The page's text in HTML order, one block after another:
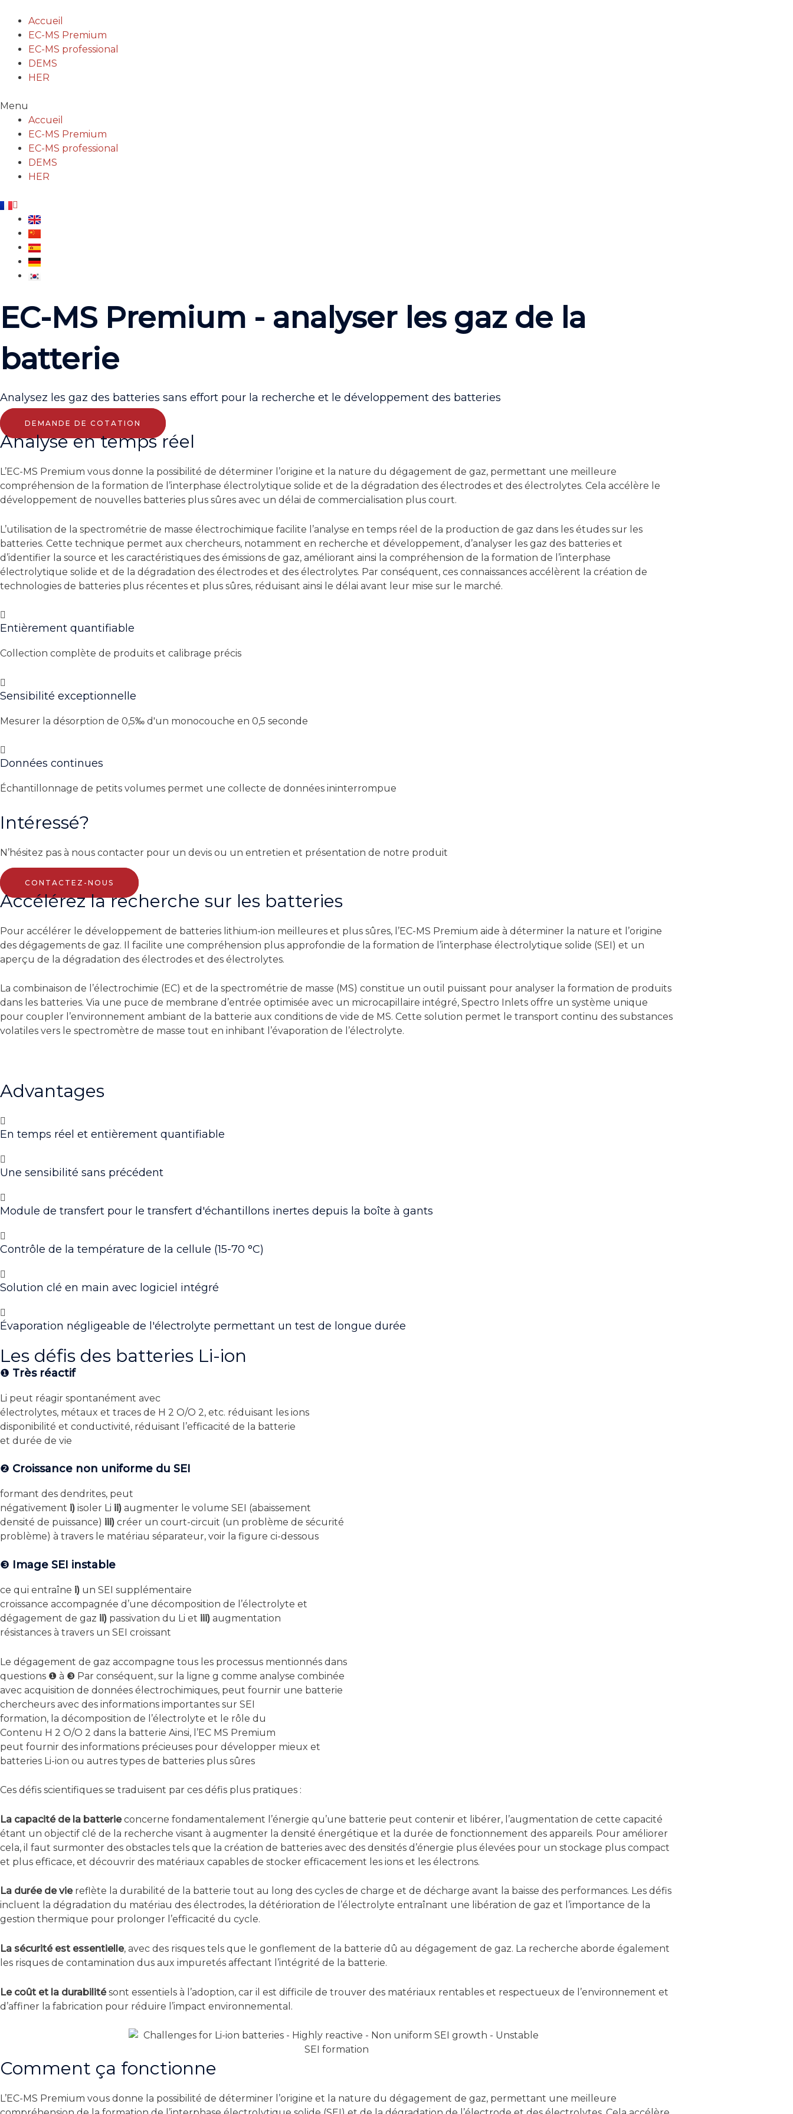
contenu
Accueil
EC-MS Premium
EC-MS professional
DEMS
HER
Menu
Accueil
EC-MS Premium
EC-MS professional
DEMS
HER
EC-MS Premium - analyser les gaz de la
batterie
Analysez les gaz des batteries sans effort pour la recherche et le développement des batteries
DEMANDE DE COTATION
Analyse en temps réel
L’EC-MS Premium vous donne la possibilité de déterminer l’origine et la nature du dégagement de gaz, permettant une meilleure
compréhension de la formation de l’interphase électrolytique solide et de la dégradation des électrodes et des électrolytes. Cela accélère le
développement de nouvelles batteries plus sûres avec un délai de commercialisation plus court.
L’utilisation de la spectrométrie de masse électrochimique facilite l’analyse en temps réel de la production de gaz dans les études sur les
batteries. Cette technique permet aux chercheurs, notamment en recherche et développement, d’analyser les gaz des batteries et
d’identifier la source et les caractéristiques des émissions de gaz, améliorant ainsi la compréhension de la formation de l’interphase
électrolytique solide et de la dégradation des électrodes et des électrolytes. Par conséquent, ces connaissances accélèrent la création de
technologies de batteries plus récentes et plus sûres, réduisant ainsi le délai avant leur mise sur le marché.
Entièrement quantifiable
Collection complète de produits et calibrage précis
Sensibilité exceptionnelle
Mesurer la désorption de 0,5‰ d'un monocouche en 0,5 seconde
Données continues
Échantillonnage de petits volumes permet une collecte de données ininterrompue
Intéressé?
N’hésitez pas à nous contacter pour un devis ou un entretien et présentation de notre produit
CONTACTEZ-NOUS
Accélérez la recherche sur les batteries
Pour accélérer le développement de batteries lithium-ion meilleures et plus sûres, l’EC-MS Premium aide à déterminer la nature et l’origine
des dégagements de gaz. Il facilite une compréhension plus approfondie de la formation de l’interphase électrolytique solide (SEI) et un
aperçu de la dégradation des électrodes et des électrolytes.
La combinaison de l’électrochimie (EC) et de la spectrométrie de masse (MS) constitue un outil puissant pour analyser la formation de produits
dans les batteries. Via une puce de membrane d’entrée optimisée avec un microcapillaire intégré, Spectro Inlets offre un système unique
pour coupler l’environnement ambiant de la batterie aux conditions de vide de MS. Cette solution permet le transport continu des substances
volatiles vers le spectromètre de masse tout en inhibant l’évaporation de l’électrolyte.
Advantages
En temps réel et entièrement quantifiable
Une sensibilité sans précédent
Module de transfert pour le transfert d'échantillons inertes depuis la boîte à gants
Contrôle de la température de la cellule (15-70 °C)
Solution clé en main avec logiciel intégré
Évaporation négligeable de l'électrolyte permettant un test de longue durée
Les défis des batteries Li-ion
❶ Très réactif
Li peut réagir spontanément avec
électrolytes, métaux et traces de H 2 O/O 2, etc. réduisant les ions
disponibilité et conductivité, réduisant l’efficacité de la batterie
et durée de vie
❷ Croissance non uniforme du SEI
formant des dendrites, peut
négativement i) isoler Li ii) augmenter le volume SEI (abaissement
densité de puissance) iii) créer un court-circuit (un problème de sécurité
problème) à travers le matériau séparateur, voir la figure ci-dessous
❸ Image SEI instable
ce qui entraîne i) un SEI supplémentaire
croissance accompagnée d’une décomposition de l’électrolyte et
dégagement de gaz ii) passivation du Li et iii) augmentation
résistances à travers un SEI croissant
Le dégagement de gaz accompagne tous les processus mentionnés dans
questions ❶ à ❸ Par conséquent, sur la ligne g comme analyse combinée
avec acquisition de données électrochimiques, peut fournir une batterie
chercheurs avec des informations importantes sur SEI
formation, la décomposition de l’électrolyte et le rôle du
Contenu H 2 O/O 2 dans la batterie Ainsi, l’EC MS Premium
peut fournir des informations précieuses pour développer mieux et
batteries Li-ion ou autres types de batteries plus sûres
Ces défis scientifiques se traduisent par ces défis plus pratiques :
La capacité de la batterieconcerne fondamentalement l’énergie qu’une batterie peut contenir et libérer, l’augmentation de cette capacité
étant un objectif clé de la recherche visant à augmenter la densité énergétique et la durée de fonctionnement des appareils. Pour améliorer
cela, il faut surmonter des obstacles tels que la création de batteries avec des densités d’énergie plus élevées pour un stockage plus compact
et plus efficace, et découvrir des matériaux capables de stocker efficacement les ions et les électrons.
La durée de viereflète la durabilité de la batterie tout au long des cycles de charge et de décharge avant la baisse des performances. Les défis
incluent la dégradation du matériau des électrodes, la détérioration de l’électrolyte entraînant une libération de gaz et l’importance de la
gestion thermique pour prolonger l’efficacité du cycle.
La sécurité est essentielle, avec des risques tels que le gonflement de la batterie dû au dégagement de gaz. La recherche aborde également
les risques de contamination dus aux impuretés affectant l’intégrité de la batterie.
Le coût et la durabilitésont essentiels à l’adoption, car il est difficile de trouver des matériaux rentables et respectueux de l’environnement et
d’affiner la fabrication pour réduire l’impact environnemental.
Comment ça fonctionne
L’EC-MS Premium vous donne la possibilité de déterminer l’origine et la nature du dégagement de gaz, permettant une meilleure